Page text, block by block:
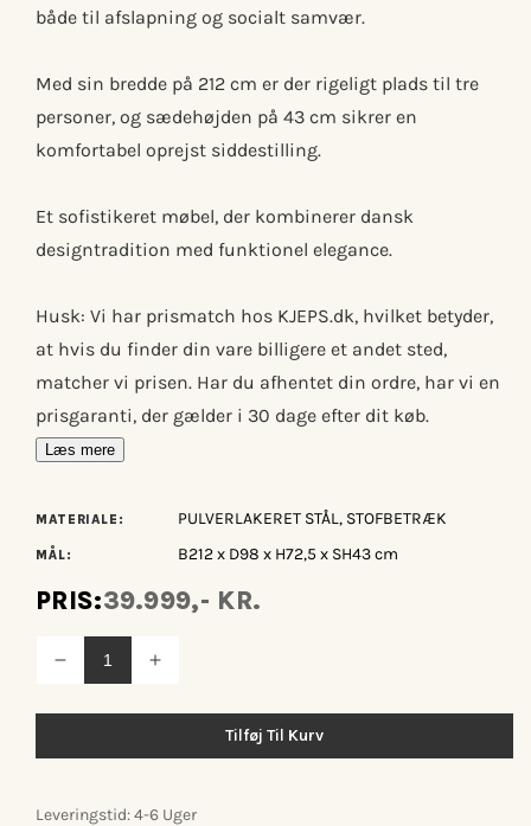
både til afslapning og socialt samvær.
Med sin bredde på 212 cm er der rigeligt plads til tre
personer, og sædehøjden på 43 cm sikrer en
komfortabel oprejst siddestilling.
Et sofistikeret møbel, der kombinerer dansk
designtradition med funktionel elegance.
Husk: Vi har prismatch hos KJEPS.dk, hvilket betyder,
at hvis du finder din vare billigere et andet sted,
matcher vi prisen. Har du afhentet din ordre, har vi en
prisgaranti, der gælder i 30 dage efter dit køb.
Læs mere
MATERIALE: PULVERLAKERET STÅL, STOFBETRÆK
MÅL: B212 x D98 x H72,5 x SH43 cm
PRIS:39.999,- KR.
Reducer
antallet
3-
Øg
3-
Tilføj Til Kurv
Leveringstid: 4-6 Uger